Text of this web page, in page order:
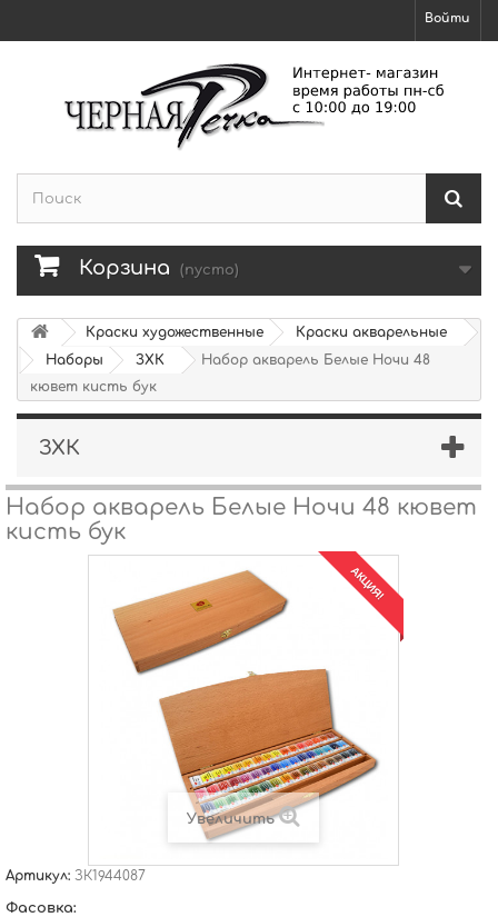
Войти
Корзина (пусто)
Краски художественные
Краски акварельные
Наборы
ЗХК
Набор акварель Белые Ночи 48
кювет кисть бук
ЗХК
Набор акварель Белые Ночи 48 кювет
кисть бук
АКЦИЯ!
Увеличить
Артикул: ЗК1944087
Фасовка: